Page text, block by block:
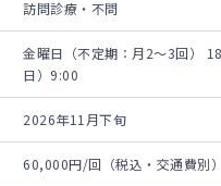
訪問診療・不問
金曜日（不定期：月2～3回）
日）9:00
2026年11月下旬
60,000円/回（税込・交通費別）